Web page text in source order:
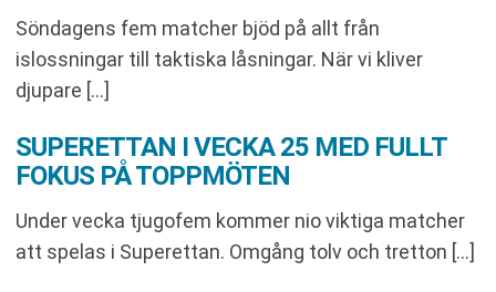
Söndagens fem matcher bjöd på allt från
islossningar till taktiska låsningar. När vi kliver
djupare […]
SUPERETTAN I VECKA 25 MED FULLT
FOKUS PÅ TOPPMÖTEN
Under vecka tjugofem kommer nio viktiga matcher
att spelas i Superettan. Omgång tolv och tretton […]